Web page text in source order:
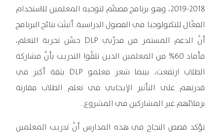
2018-2019، وهو برنامج مصمَّم لتوجيه المعلمين للاستخدام
الفعَّال للتكنولوجيا في الفصول الدراسية. أثبتَت نتائج البرنامج
أنَّ الدعم المستمر من مدرِّبي DLP حسَّن تجربة التعلم،
فأفاد 60% من المعلمين الذين تلقَّوا التدريب بأنَّ مشاركة
الطلاب ارتفعت، بينما شعر معلمو DLP بثقة أكبر في
قدرتهم على التأثير الإيجابي في تعلم الطلاب مقارنة
بزملائهم غير المشاركين في المشروع.
تؤكد قصص النجاح في هذه المدارس أنَّ تدريب المعلمين